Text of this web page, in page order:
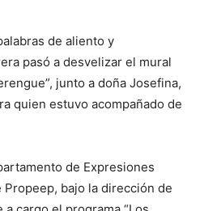
de aliento y
pasó a desvelizar el mural
junto a doña Josefina,
quien estuvo acompañado de
de Expresiones
bajo la dirección de